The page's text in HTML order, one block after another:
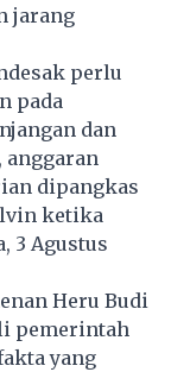
jarang
perlu
pada
dan
anggaran
dipangkas
ketika
3 Agustus
Heru Budi
pemerintah
yang